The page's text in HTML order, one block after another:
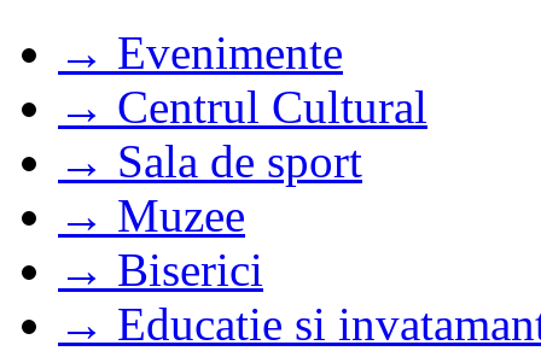
→ Evenimente
→ Centrul Cultural
→ Sala de sport
→ Muzee
→ Biserici
→ Educatie si